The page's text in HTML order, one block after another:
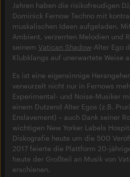
Jahren haben die risikofreudigen
Dominick Fernow Techno mit
muskalischen Ideen aufgeladen.
Ambient, verzerrten Melodien und
seinem Vatican Shadow-Alter Ego
Klubklangs auf unerwartete Weise
Es ist eine eigensinnige
verwurzelt nicht nur in Fernows
Experimental- und Noise-Musiker
einem Dutzend Alter Egos (z.B.
Enslavement) – auch Dank seiner
wichtigen New Yorker Labels
Diskografie heute um die 500
2017 feierte die Plattform 20-
heute der Großteil an Musik von
erschienen.